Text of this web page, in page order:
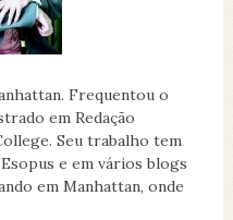
Frequentou o
em Redação
Seu trabalho tem
e em vários blogs
em Manhattan, onde